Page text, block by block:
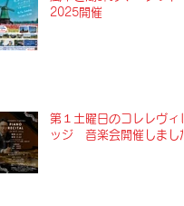
2025開催
第１土曜日のコレレヴィ
ッジ 音楽会開催しまし